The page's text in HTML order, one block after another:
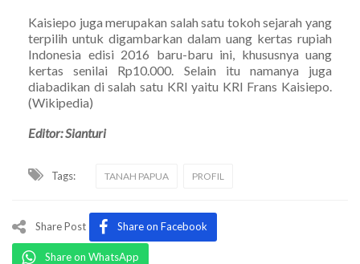
Kaisiepo juga merupakan salah satu tokoh sejarah yang
terpilih untuk digambarkan dalam uang kertas rupiah
Indonesia edisi 2016 baru-baru ini, khususnya uang
kertas senilai Rp10.000. Selain itu namanya juga
diabadikan di salah satu KRI yaitu KRI Frans Kaisiepo.
(Wikipedia)
Editor: Sianturi
Tags: TANAH PAPUA PROFIL
Share Post Share on Facebook
Share on WhatsApp